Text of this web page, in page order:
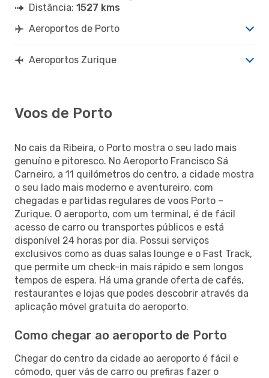
Distância: 1527 kms
Aeroportos de Porto
Aeroportos Zurique
Voos de Porto
No cais da Ribeira, o Porto mostra o seu lado mais
genuíno e pitoresco. No Aeroporto Francisco Sá
Carneiro, a 11 quilómetros do centro, a cidade mostra
o seu lado mais moderno e aventureiro, com
chegadas e partidas regulares de voos Porto –
Zurique. O aeroporto, com um terminal, é de fácil
acesso de carro ou transportes públicos e está
disponível 24 horas por dia. Possui serviços
exclusivos como as duas salas lounge e o Fast Track,
que permite um check-in mais rápido e sem longos
tempos de espera. Há uma grande oferta de cafés,
restaurantes e lojas que podes descobrir através da
aplicação móvel gratuita do aeroporto.
Como chegar ao aeroporto de Porto
Chegar do centro da cidade ao aeroporto é fácil e
cómodo, quer vás de carro ou prefiras fazer o